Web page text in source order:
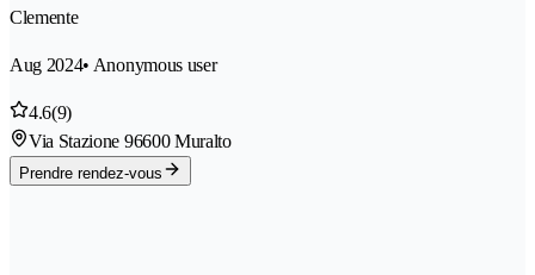
Clemente
Aug 2024• Anonymous user
4.6(9)
Via Stazione 96600 Muralto
Prendre rendez-vous